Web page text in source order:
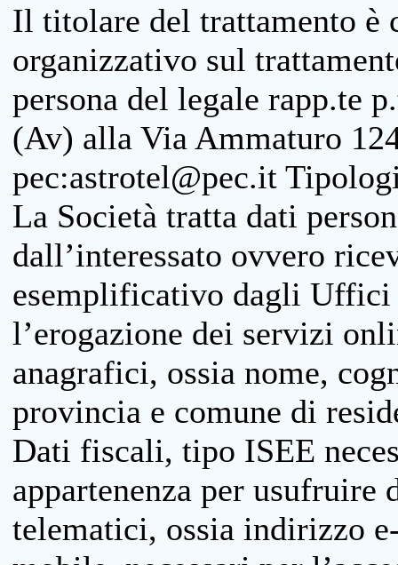
Il titolare del trattamento è
organizzativo sul
persona del legale rapp.te
(Av) alla Via Ammaturo
pec:astrotel@pec.it
La Società tratta dati
dall’interessato ovvero
esemplificativo dagli
l’erogazione dei servizi
anagrafici, ossia nome,
provincia e comune di
Dati fiscali, tipo ISEE
appartenenza per
telematici, ossia indirizzo